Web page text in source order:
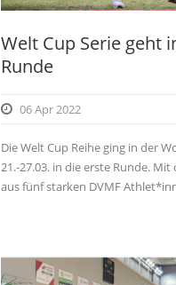
Welt Cup Serie geht
Runde
06 Apr 2022
Die Welt Cup Reihe ging in der
21.-27.03. in die erste Runde. Mit
aus fünf starken DVMF